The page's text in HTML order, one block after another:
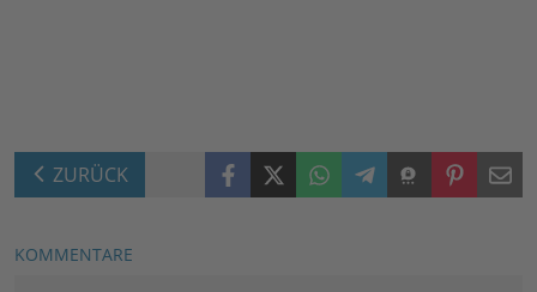
ZURÜCK FacebookX (Twitter)WhatsAppTelegramThreemaPinterestMail
KOMMENTARE